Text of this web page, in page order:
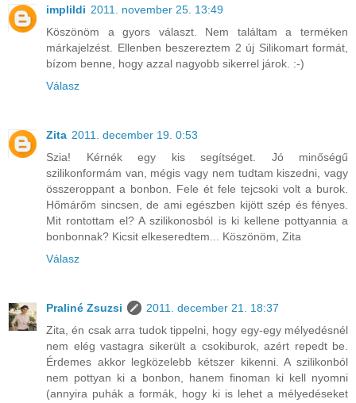
implildi 2011. november 25. 13:49
Köszönöm a gyors választ. Nem találtam a terméken
márkajelzést. Ellenben beszereztem 2 új Silikomart formát,
bízom benne, hogy azzal nagyobb sikerrel járok. :-)
Válasz
Zita 2011. december 19. 0:53
Szia! Kérnék egy kis segítséget. Jó minőségű
szilikonformám van, mégis vagy nem tudtam kiszedni, vagy
összeroppant a bonbon. Fele ét fele tejcsoki volt a burok.
Hőmárőm sincsen, de ami egészben kijött szép és fényes.
Mit rontottam el? A szilikonosból is ki kellene pottyannia a
bonbonnak? Kicsit elkeseredtem... Köszönöm, Zita
Válasz
Praliné Zsuzsi
2011. december 21. 18:37
Zita, én csak arra tudok tippelni, hogy egy-egy mélyedésnél
nem elég vastagra sikerült a csokiburok, azért repedt be.
Érdemes akkor legközelebb kétszer kikenni. A szilikonból
nem pottyan ki a bonbon, hanem finoman ki kell nyomni
(annyira puhák a formák, hogy ki is lehet a mélyedéseket